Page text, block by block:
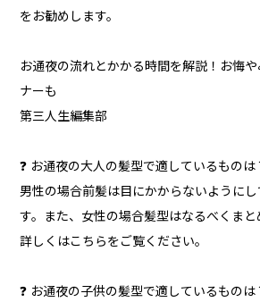
をお勧めします。
お通夜の流れとかかる時間を解説！お悔
ナーも
第三人生編集部
❓ お通夜の大人の髪型で適しているものは
男性の場合前髪は目にかからないように
す。また、女性の場合髪型はなるべくまと
詳しくはこちらをご覧ください。
❓ お通夜の子供の髪型で適しているものは